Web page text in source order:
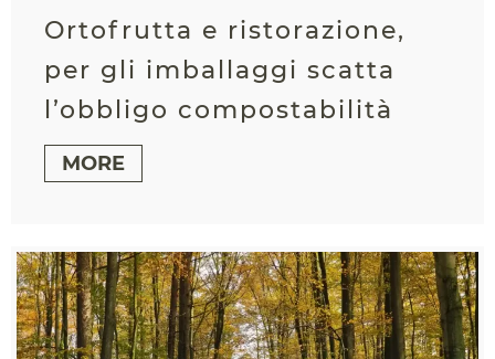
Ortofrutta e ristorazione,
per gli imballaggi scatta
l’obbligo compostabilità
MORE